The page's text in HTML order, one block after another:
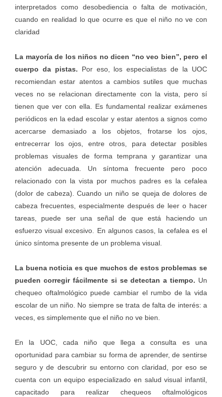
interpretados como desobediencia o falta de motivación,
cuando en realidad lo que ocurre es que el niño no ve con
claridad
La mayoría de los niños no dicen “no veo bien”, pero el
cuerpo da pistas. Por eso, los especialistas de la UOC
recomiendan estar atentos a cambios sutiles que muchas
veces no se relacionan directamente con la vista, pero sí
tienen que ver con ella. Es fundamental realizar exámenes
periódicos en la edad escolar y estar atentos a signos como
acercarse demasiado a los objetos, frotarse los ojos,
entrecerrar los ojos, entre otros, para detectar posibles
problemas visuales de forma temprana y garantizar una
atención adecuada. Un síntoma frecuente pero poco
relacionado con la vista por muchos padres es la cefalea
(dolor de cabeza). Cuando un niño se queja de dolores de
cabeza frecuentes, especialmente después de leer o hacer
tareas, puede ser una señal de que está haciendo un
esfuerzo visual excesivo. En algunos casos, la cefalea es el
único síntoma presente de un problema visual.
La buena noticia es que muchos de estos problemas se
pueden corregir fácilmente si se detectan a tiempo. Un
chequeo oftalmológico puede cambiar el rumbo de la vida
escolar de un niño. No siempre se trata de falta de interés: a
veces, es simplemente que el niño no ve bien.
En la UOC, cada niño que llega a consulta es una
oportunidad para cambiar su forma de aprender, de sentirse
seguro y de descubrir su entorno con claridad, por eso se
cuenta con un equipo especializado en salud visual infantil,
capacitado para realizar chequeos oftalmológicos